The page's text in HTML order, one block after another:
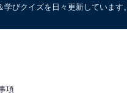
びクイズを日々更新しています。
項